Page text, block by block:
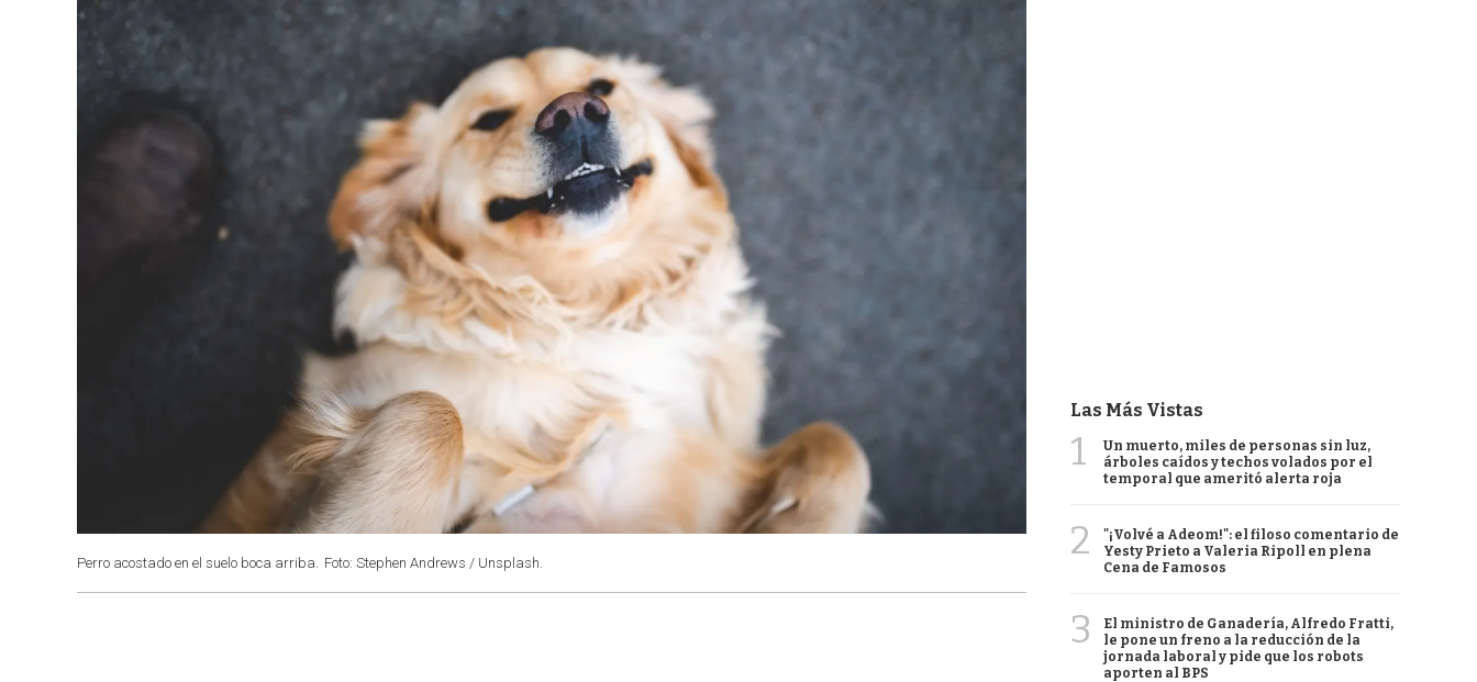
Perro acostado en el suelo boca arriba. Foto: Stephen Andrews / Unsplash.
Las Más Vistas
1
Un muerto, miles de personas sin luz,
árboles caídos y techos volados por el
temporal que ameritó alerta roja
2
"¡Volvé a Adeom!": el filoso comentario de
Yesty Prieto a Valeria Ripoll en plena
Cena de Famosos
3
El ministro de Ganadería, Alfredo Fratti,
le pone un freno a la reducción de la
jornada laboral y pide que los robots
aporten al BPS